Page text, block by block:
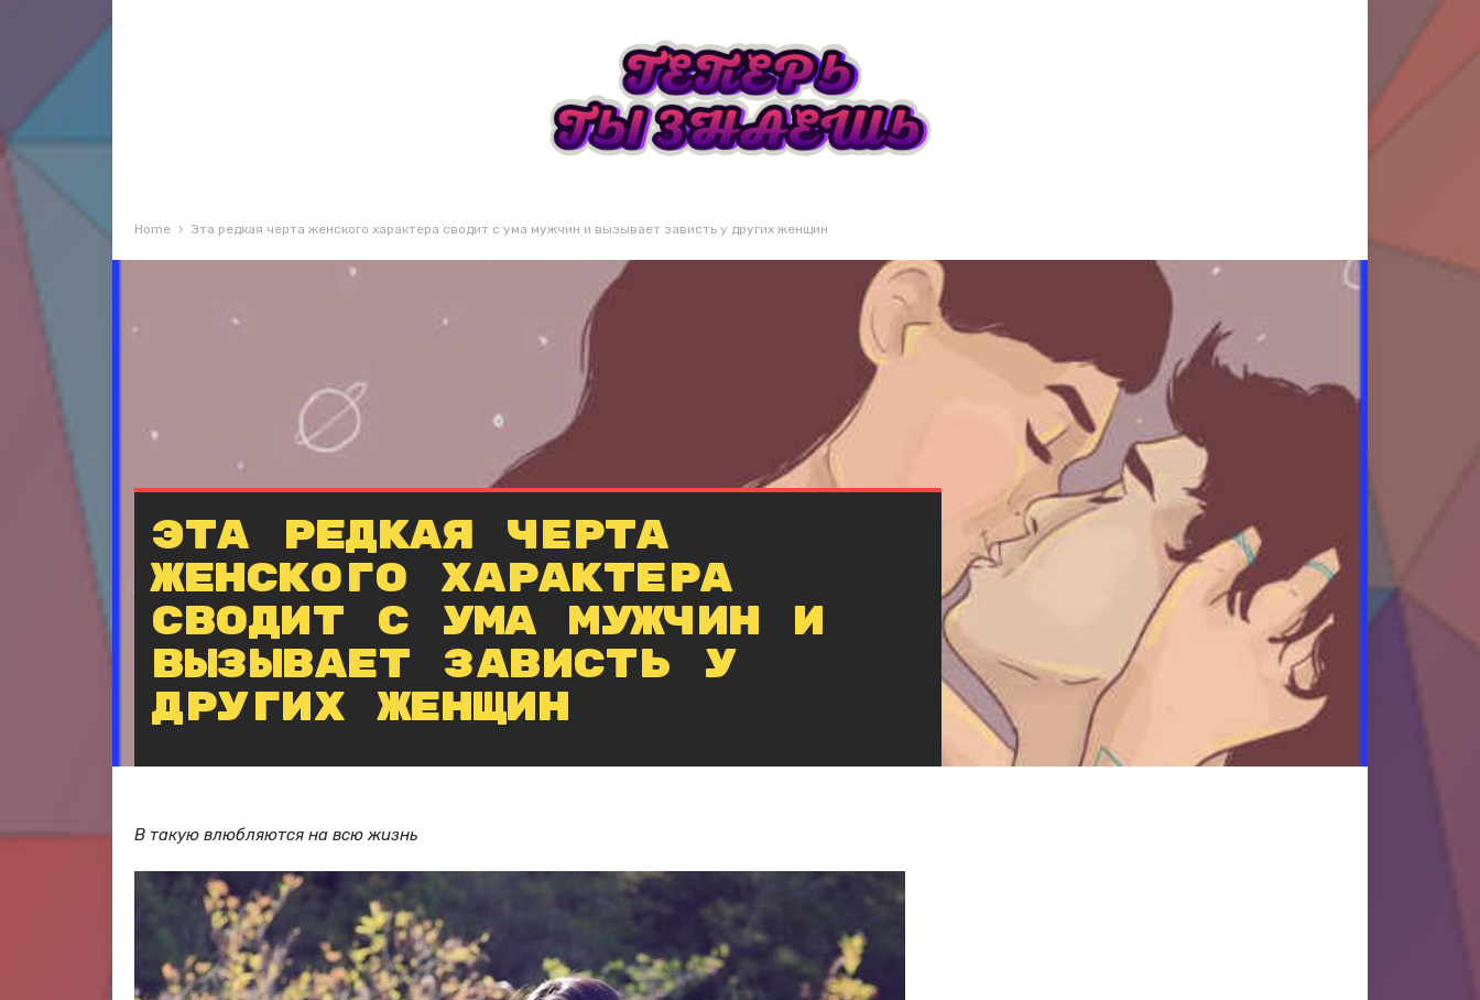
Home Эта редкая черта женского характера сводит с ума мужчин и вызывает зависть у других женщин
Эта редкая черта
женского характера
сводит с ума мужчин и
вызывает зависть у
других женщин
В такую влюбляются на всю жизнь